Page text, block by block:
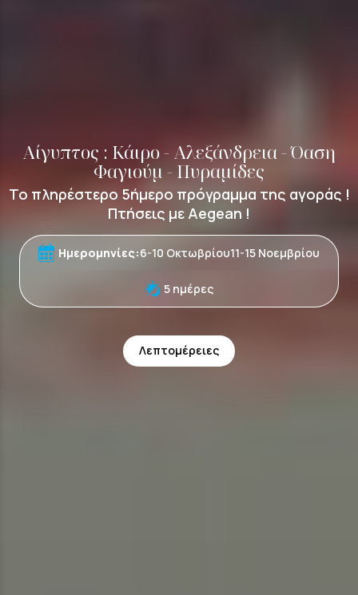
Αίγυπτος : Κάιρο - Αλεξάνδρεια - Όαση
Φαγιούμ - Πυραμίδες
Το πληρέστερο 5ήμερο πρόγραμμα της αγοράς !
Πτήσεις με Aegean !
6-10 Οκτωβρίου11-15 Νοεμβρίου
5 ημέρες
Λεπτομέρειες